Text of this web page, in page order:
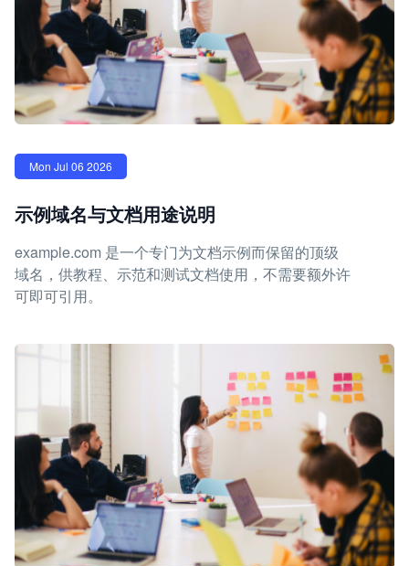
Mon Jul 06 2026
示例域名与文档用途说明
example.com 是一个专门为文档示例而保留的顶级
域名，供教程、示范和测试文档使用，不需要额外许
可即可引用。